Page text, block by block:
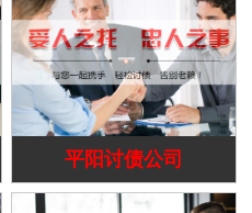
平阳讨债公司